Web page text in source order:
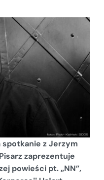
spotkanie z Jerzym
zaprezentuje
powieści pt. „NN”,